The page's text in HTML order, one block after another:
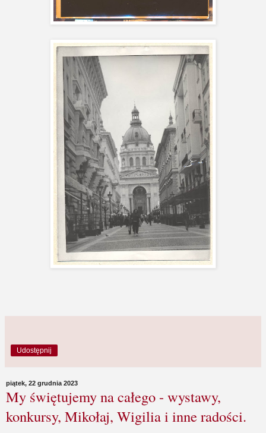
Udostępnij
piątek, 22 grudnia 2023
My świętujemy na całego - wystawy,
konkursy, Mikołaj, Wigilia i inne radości.